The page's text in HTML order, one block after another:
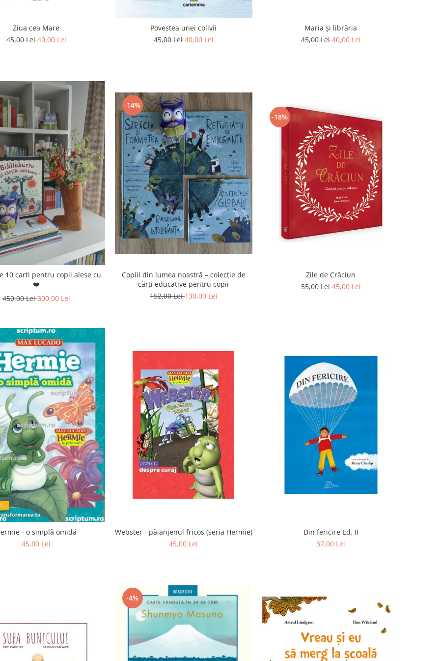
Ziua cea Mare
45,00 Lei40,00 Lei
Povestea unei colivii
45,00 Lei40,00 Lei
Maria și librăria
45,00 Lei40,00 Lei
10 carti pentru copii alese cu
❤️
450,00 Lei300,00 Lei
-14%
Copiii din lumea noastră – colecție de
cărți educative pentru copii
152,00 Lei130,00 Lei
-18%
Zile de Crăciun
55,00 Lei45,00 Lei
- o simplă omidă
45,00 Lei
Webster - păianjenul fricos (seria Hermie)
45,00 Lei
Din fericire Ed. II
37,00 Lei
-4%